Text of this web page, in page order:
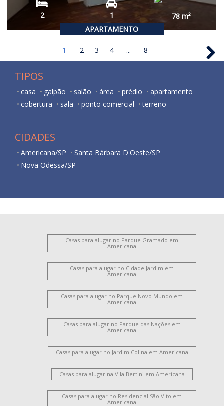
APARTAMENTO
2 1 78m²
1 2 3 4 ... 8
TIPOS
casa galpão salão área prédio
apartamento
cobertura
sala ponto comercial terreno
CIDADES
Americana/SP
Santa Bárbara D'Oeste/SP
Nova Odessa/SP
Casas para alugar no Parque Gramado em
Americana
Casas para alugar no Cidade Jardim em
Americana
Casas para alugar no Parque Novo Mundo em
Americana
Casas para alugar no Parque das Nações em
Americana
Casas para alugar no Jardim Colina em Americana
Casas para alugar na Vila Bertini em Americana
Casas para alugar no Residencial São Vito em
Americana